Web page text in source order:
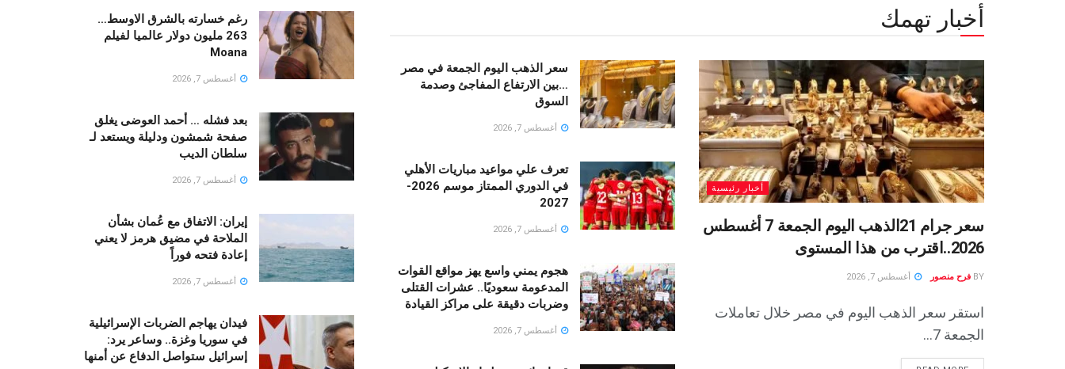
أخبار تهمك
أخبار رئيسية
سعر جرام 21الذهب اليوم الجمعة 7 أغسطس
2026..اقترب من هذا المستوى
BY فرح منصور أغسطس 7, 2026
استقر سعر الذهب اليوم في مصر خلال تعاملات
الجمعة 7...
سعر الذهب اليوم الجمعة في مصر
…بين الارتفاع المفاجئ وصدمة
السوق
أغسطس 7, 2026
تعرف علي مواعيد مباريات الأهلي
في الدوري الممتاز موسم 2026-
2027
أغسطس 7, 2026
هجوم يمني واسع يهز مواقع القوات
المدعومة سعوديًا.. عشرات القتلى
وضربات دقيقة على مراكز القيادة
أغسطس 7, 2026
رغم خسارته بالشرق الاوسط…
263 مليون دولار عالميا لفيلم
Moana
أغسطس 7, 2026
بعد فشله … أحمد العوضى يغلق
صفحة شمشون ودليلة ويستعد لـ
سلطان الديب
أغسطس 7, 2026
إيران: الاتفاق مع عُمان بشأن
الملاحة في مضيق هرمز لا يعني
إعادة فتحه فوراً
أغسطس 7, 2026
فيدان يهاجم الضربات الإسرائيلية
في سوريا وغزة.. وساعر يرد:
إسرائيل ستواصل الدفاع عن أمنها